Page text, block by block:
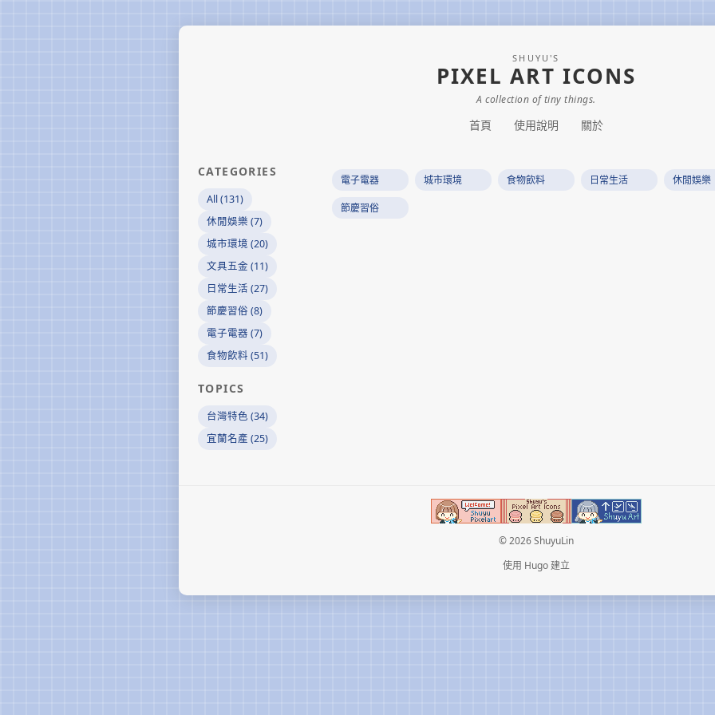
SHUYU'S
PIXEL ART ICONS
A collection of tiny things.
首頁 使用說明 關於
CATEGORIES
All (131)
休閒娛樂 (7)
城市環境 (20)
文具五金 (11)
日常生活 (27)
節慶習俗 (8)
電子電器 (7)
食物飲料 (51)
TOPICS
台灣特色 (34)
宜蘭名產 (25)
電子電器 城市環境 食物飲料 日常生活 休閒娛樂
節慶習俗
© 2026 ShuyuLin
使用 Hugo建立